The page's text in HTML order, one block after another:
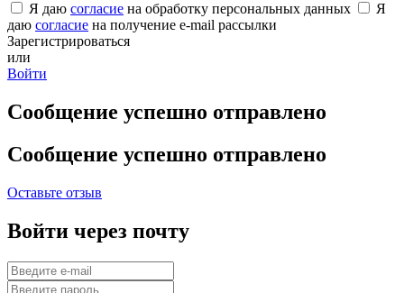
Я даю согласие на обработку персональных данных
Я
даю согласие на получение e-mail рассылки
Зарегистрироваться
или
Войти
Сообщение успешно отправлено
Сообщение успешно отправлено
Оставьте отзыв
Войти через почту